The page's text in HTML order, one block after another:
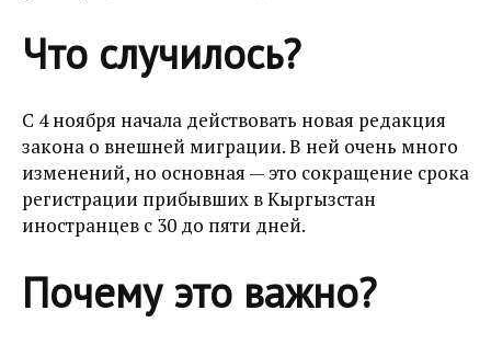
Что случилось?
С 4 ноября начала действовать новая редакция
закона о внешней миграции. В ней очень много
изменений, но основная — это сокращение срока
регистрации прибывших в Кыргызстан
иностранцев с 30 до пяти дней.
Почему это важно?